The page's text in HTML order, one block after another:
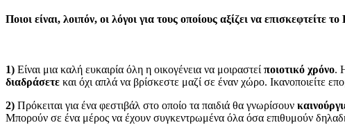
Ποιοι είναι, λοιπόν, οι λόγοι για τους οποίους αξίζει να επισκεφτείτε
1) Είναι μια καλή ευκαιρία όλη η οικογένεια να μοιραστεί ποιοτικό χρόνο.
διαδράσετε και όχι απλά να βρίσκεστε μαζί σε έναν χώρο. Ικανοποιείτε
2) Πρόκειται για ένα φεστιβάλ στο οποίο τα παιδιά θα γνωρίσουν
Μπορούν σε ένα μέρος να έχουν συγκεντρωμένα όλα όσα επιθυμούν